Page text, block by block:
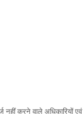
करने वाले अधिकारियों एवं